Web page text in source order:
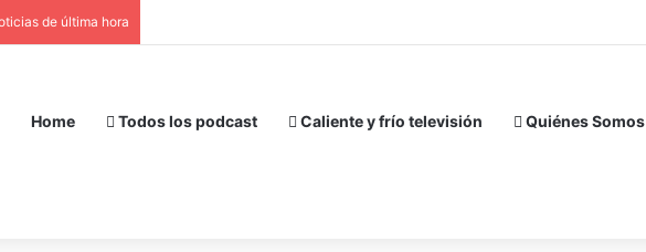
de última hora
Home Todos los podcast Caliente y frío televisión Quiénes Somos